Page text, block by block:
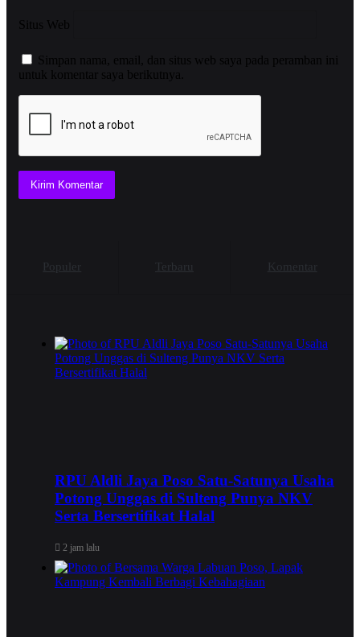
Situs Web
Simpan nama, email, dan situs web saya pada peramban ini
untuk komentar saya berikutnya.
Populer Terbaru Komentar
RPU Aldli Jaya Poso Satu-Satunya Usaha
Potong Unggas di Sulteng Punya NKV
Serta Bersertifikat Halal
2 jam lalu